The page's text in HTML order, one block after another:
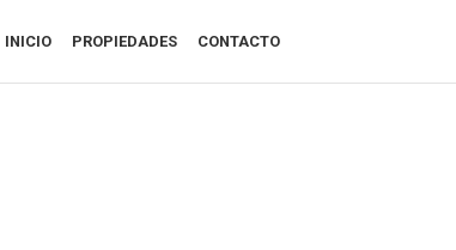
INICIO PROPIEDADES CONTACTO